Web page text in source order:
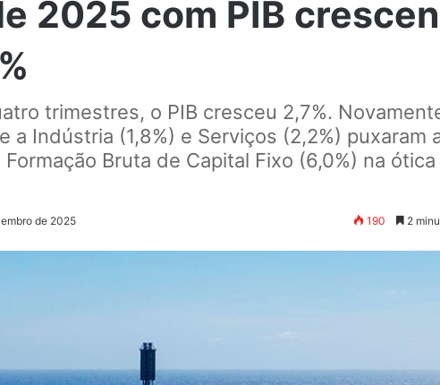
2025 com PIB
trimestres, o PIB cresceu 2,7%.
a Indústria (1,8%) e Serviços (2,2%) puxaram
Bruta de Capital Fixo (6,0%) na ótica
de 2025 190 2